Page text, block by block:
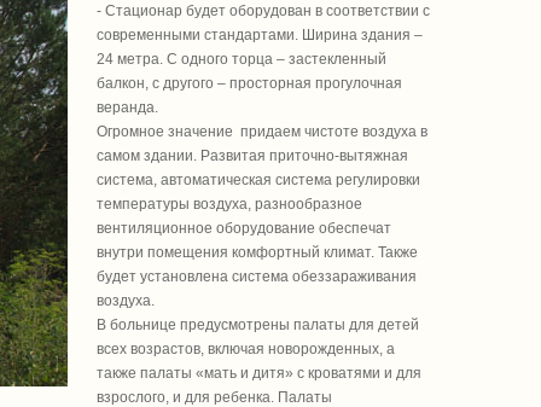
- Стационар будет оборудован в соответствии с
современными стандартами. Ширина здания –
24 метра. С одного торца – застекленный
балкон, с другого – просторная прогулочная
веранда.
Огромное значение придаем чистоте воздуха в
самом здании. Развитая приточно-вытяжная
система, автоматическая система регулировки
температуры воздуха, разнообразное
вентиляционное оборудование обеспечат
внутри помещения комфортный климат. Также
будет установлена система обеззараживания
воздуха.
В больнице предусмотрены палаты для детей
всех возрастов, включая новорожденных, а
также палаты «мать и дитя» с кроватями и для
взрослого, и для ребенка. Палаты